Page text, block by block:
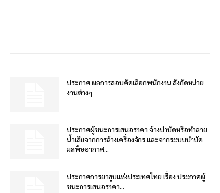
ประกาศ ผลการสอบคัดเลือกพนักงาน สังกัดหน่วย
งานต่างๆ
ประกาศผู้ชนะการเสนอราคา จ้างบำบัดหรือทำลาย
น้ำเสียจากการล้างเครื่องจักร และจากระบบบำบัด
มลพิษอากาศ...
ประกาศการยาสูบแห่งประเทศไทย เรื่อง ประกาศผู้
ชนะการเสนอราคา...